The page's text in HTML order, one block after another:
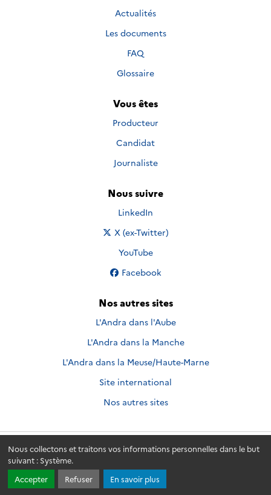
Nous collectons et traitons vos informations personnelles dans le but
suivant : Système.
Accepter
Refuser En savoir plus
Actualités
Les documents
FAQ
Glossaire
Vous êtes
Producteur
Candidat
Journaliste
Nous suivre
Nous suivre sur
LinkedIn
Nous suivre sur
X (ex-Twitter)
Nous suivre sur
YouTube
Nous suivre sur
Facebook
Nos autres sites
L'Andra dans l'Aube
L'Andra dans la Manche
L'Andra dans la Meuse/Haute-Marne
Site international
Nos autres sites
Andra.fr © 2026 - Andra. Tous droits réservés.